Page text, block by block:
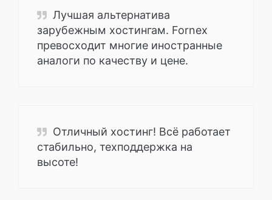
Лучшая альтернатива
зарубежным хостингам. Fornex
превосходит многие иностранные
аналоги по качеству и цене.
Отличный хостинг! Всё работает
стабильно, техподдержка на
высоте!